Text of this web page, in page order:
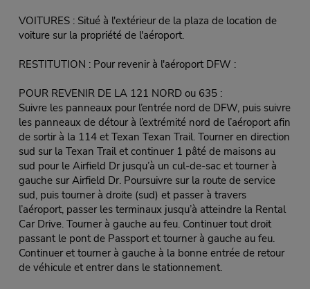
VOITURES : Situé à l'extérieur de la plaza de location de
voiture sur la propriété de l'aéroport.
RESTITUTION : Pour revenir à l'aéroport DFW :
POUR REVENIR DE LA 121 NORD ou 635 :
Suivre les panneaux pour l’entrée nord de DFW, puis suivre
les panneaux de détour à l’extrémité nord de l’aéroport afin
de sortir à la 114 et Texan Texan Trail. Tourner en direction
sud sur la Texan Trail et continuer 1 pâté de maisons au
sud pour le Airfield Dr jusqu’à un cul-de-sac et tourner à
gauche sur Airfield Dr. Poursuivre sur la route de service
sud, puis tourner à droite (sud) et passer à travers
l’aéroport, passer les terminaux jusqu’à atteindre la Rental
Car Drive. Tourner à gauche au feu. Continuer tout droit
passant le pont de Passport et tourner à gauche au feu.
Continuer et tourner à gauche à la bonne entrée de retour
de véhicule et entrer dans le stationnement.